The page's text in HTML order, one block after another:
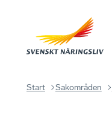
Start Sakområden